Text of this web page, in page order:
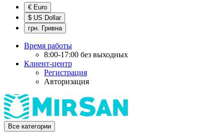
€ Euro
$ US Dollar
грн. Гривна
Время работы
8:00-17:00 без выходных
Клиент-центр
Регистрация
Авторизация
Все категории